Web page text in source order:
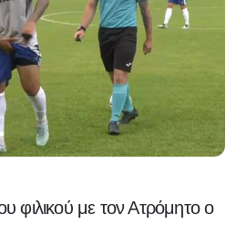
φιλικού με τον Ατρόμητο ο